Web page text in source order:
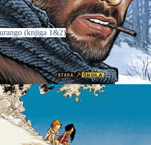
(knjiga 1&2)